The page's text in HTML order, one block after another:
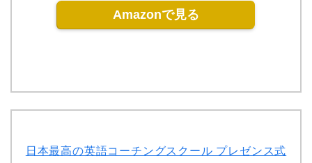
Amazonで見る
日本最高の英語コーチングスクール プレゼンス式